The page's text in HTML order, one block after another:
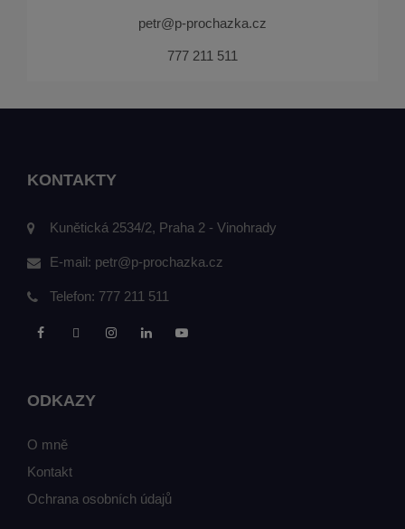
petr@p-prochazka.cz
777 211 511
KONTAKTY
Kunětická 2534/2, Praha 2 - Vinohrady
E-mail: petr@p-prochazka.cz
Telefon: 777 211 511
ODKAZY
O mně
Kontakt
Ochrana osobních údajů